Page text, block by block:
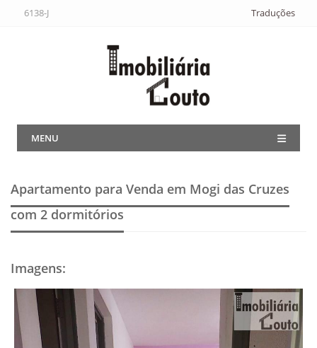
6138-J Traduções
MENU
Apartamento para Venda em Mogi das Cruzes
com 2 dormitórios
Imagens: